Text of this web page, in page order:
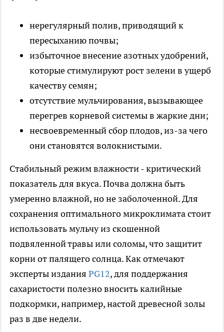
нерегулярный полив, приводящий к
пересыханию почвы;
избыточное внесение азотных удобрений,
которые стимулируют рост зелени в ущерб
качеству семян;
отсутствие мульчирования, вызывающее
перегрев корневой системы в жаркие дни;
несвоевременный сбор плодов, из-за чего
они становятся волокнистыми.
Стабильный режим влажности - критический
показатель для вкуса. Почва должна быть
умеренно влажной, но не заболоченной. Для
сохранения оптимального микроклимата стоит
использовать мульчу из скошенной
подвяленной травы или соломы, что защитит
корни от палящего солнца. Как отмечают
эксперты издания PG12, для поддержания
сахаристости полезно вносить калийные
подкормки, например, настой древесной золы
раз в две недели.